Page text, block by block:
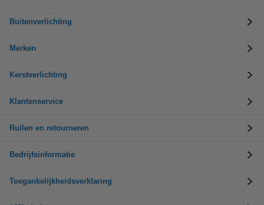
Buitenverlichting
Merken
Kerstverlichting
Klantenservice
Ruilen en retourneren
Bedrijfsinformatie
Toegankelijkheidsverklaring